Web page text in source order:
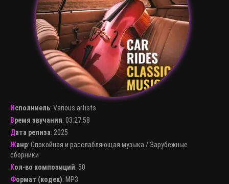
Исполниель: Various artists
Время звучания: 03:27:58
Дата релиза: 2025
Жанр: Спокойная и расслабляющая музыка / Зарубежные
сборники
Кол-во композиций: 50
Формат (кодек): MP3